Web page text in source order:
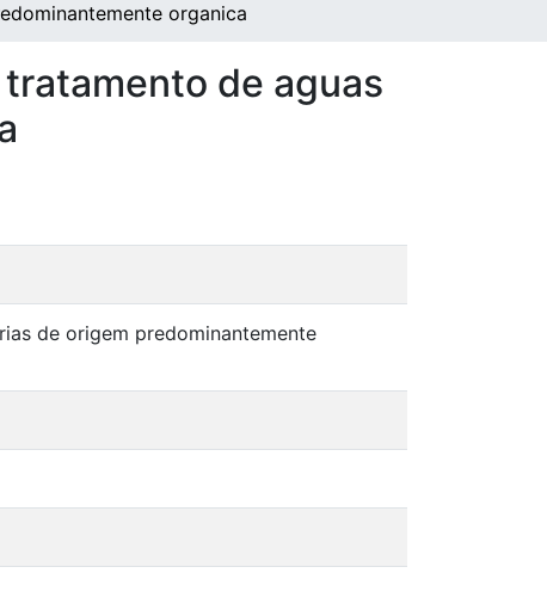
organica
de aguas
de origem predominantemente